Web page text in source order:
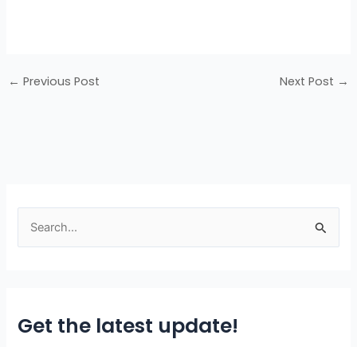
← Previous Post Next Post →
c
Get the latest update!